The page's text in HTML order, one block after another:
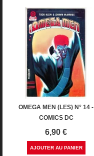
OMEGA MEN (LES) N° 14 -
COMICS DC
Prix
6,90 €
AJOUTER AU PANIER